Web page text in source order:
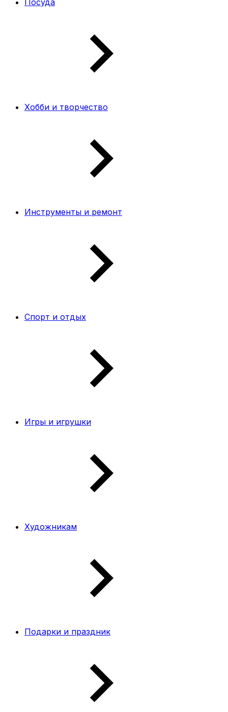
Посуда
Хобби и творчество
Инструменты и ремонт
Спорт и отдых
Игры и игрушки
Художникам
Подарки и праздник